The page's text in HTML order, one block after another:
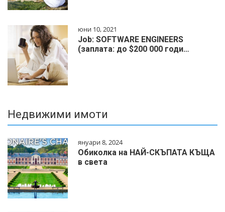
юни 10, 2021
Job: SOFTWARE ENGINEERS
(заплата: до $200 000 годи…
Недвижими имоти
януари 8, 2024
Обиколка на НАЙ-СКЪПАТА КЪЩА
в света